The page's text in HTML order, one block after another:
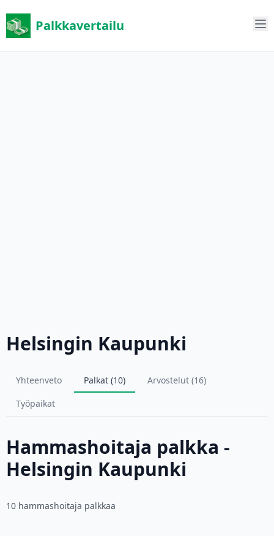
Palkkavertailu
Helsingin Kaupunki
Yhteenveto Palkat (10)
Arvostelut (16)
Työpaikat
Hammashoitaja palkka -
Helsingin Kaupunki
10 hammashoitaja palkkaa